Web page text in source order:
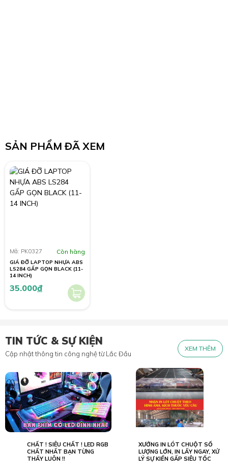
SẢN PHẨM ĐÃ XEM
Mã: PK0327 Còn hàng
GIÁ ĐỠ LAPTOP NHỰA ABS
LS284 GẤP GỌN BLACK (11-
14 INCH)
35.000đ
TIN TỨC & SỰ KIỆN
Cập nhật thông tin công nghệ từ Lắc Đầu
XEM THÊM
CHẤT ! SIÊU CHẤT ! LED RGB
CHẤT NHẤT BẠN TỪNG
THẤY LUÔN !!
XƯỞNG IN LÓT CHUỘT SỐ
LƯỢNG LỚN, IN LẤY NGAY, XỬ
LÝ SỰ KIẾN GẤP SIÊU TỐC